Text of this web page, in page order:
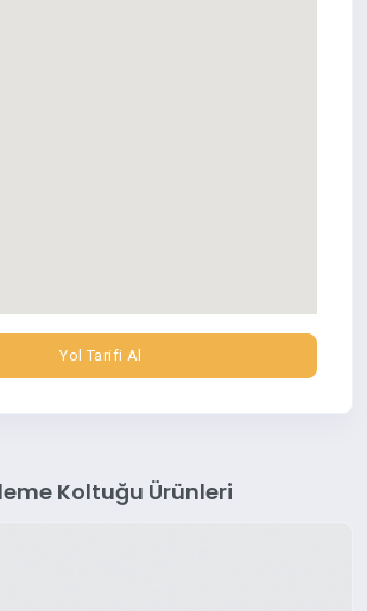
Yol Tarifi Al
Koltuğu Ürünleri